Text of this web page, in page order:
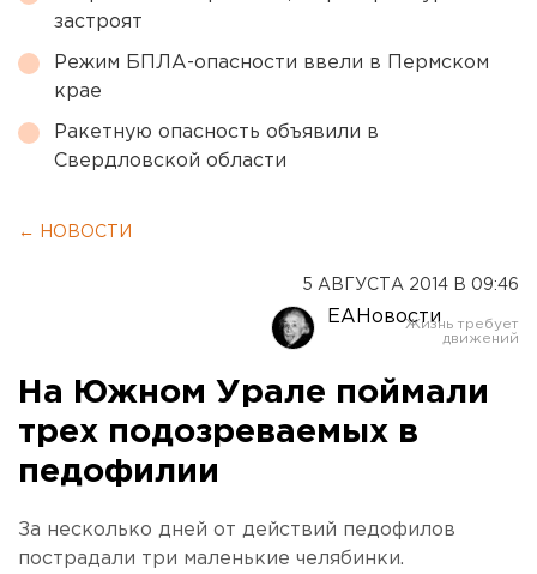
застроят
Режим БПЛА-опасности ввели в Пермском
крае
Ракетную опасность объявили в
Свердловской области
← НОВОСТИ
5 АВГУСТА 2014 В 09:46
ЕАНовости
На Южном Урале поймали
трех подозреваемых в
педофилии
За несколько дней от действий педофилов
пострадали три маленькие челябинки.